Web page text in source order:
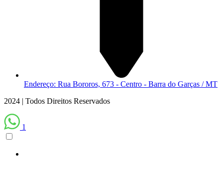
Endereço: Rua Bororos, 673 - Centro - Barra do Garças / MT
2024 | Todos Direitos Reservados
1